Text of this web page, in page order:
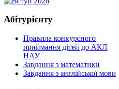
Абітурієнту
Правила конкурсного
приймання дітей до АКЛ
НАУ
Завдання з математики
Завдання з англійської мови